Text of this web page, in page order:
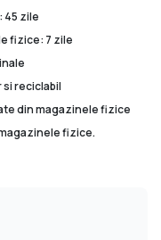
45 zile
fizice: 7 zile
reciclabil
din magazinele fizice
fizice.